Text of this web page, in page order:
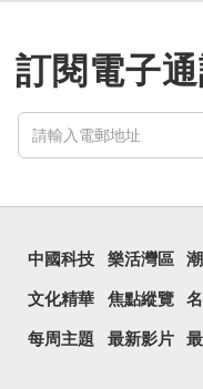
訂閱電子
中國科技 樂活灣區
文化精華 焦點縱覽
每周主題 最新影片